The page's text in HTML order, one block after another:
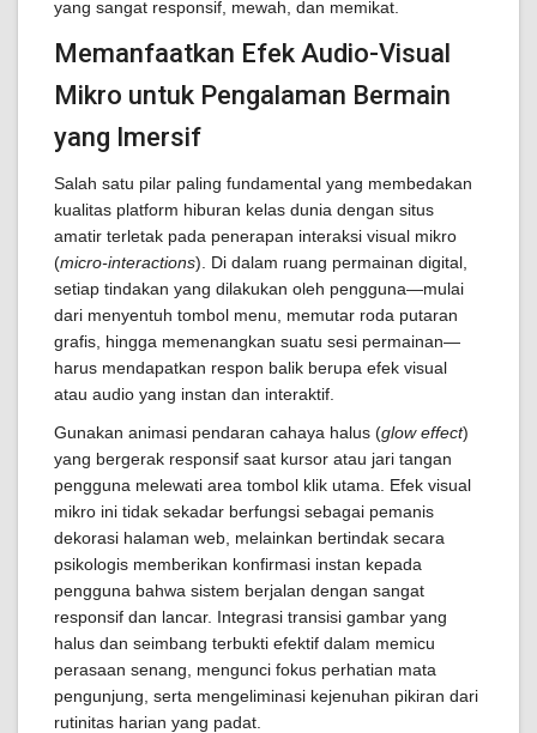
yang sangat responsif, mewah, dan memikat.
Memanfaatkan Efek Audio-Visual
Mikro untuk Pengalaman Bermain
yang Imersif
Salah satu pilar paling fundamental yang membedakan
kualitas platform hiburan kelas dunia dengan situs
amatir terletak pada penerapan interaksi visual mikro
(micro-interactions). Di dalam ruang permainan digital,
setiap tindakan yang dilakukan oleh pengguna—mulai
dari menyentuh tombol menu, memutar roda putaran
grafis, hingga memenangkan suatu sesi permainan—
harus mendapatkan respon balik berupa efek visual
atau audio yang instan dan interaktif.
Gunakan animasi pendaran cahaya halus (glow effect)
yang bergerak responsif saat kursor atau jari tangan
pengguna melewati area tombol klik utama. Efek visual
mikro ini tidak sekadar berfungsi sebagai pemanis
dekorasi halaman web, melainkan bertindak secara
psikologis memberikan konfirmasi instan kepada
pengguna bahwa sistem berjalan dengan sangat
responsif dan lancar. Integrasi transisi gambar yang
halus dan seimbang terbukti efektif dalam memicu
perasaan senang, mengunci fokus perhatian mata
pengunjung, serta mengeliminasi kejenuhan pikiran dari
rutinitas harian yang padat.